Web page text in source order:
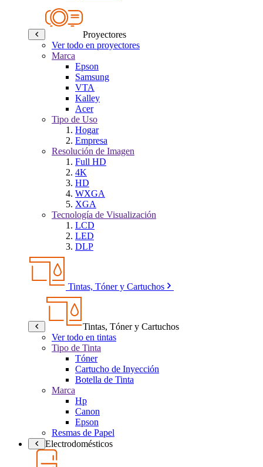
Proyectores
Ver todo en proyectores
Marca
Epson
Samsung
VTA
Kalley
Acer
Tipo de Uso
Hogar
Empresa
Resolución de Imagen
Full HD
4K
HD
WXGA
XGA
Tecnología de Visualización
LCD
LED
DLP
Tintas, Tóner y Cartuchos
Tintas, Tóner y Cartuchos
Ver todo en tintas
Tipo de Tinta
Tóner
Cartucho de Inyección
Botella de Tinta
Marca
Hp
Canon
Epson
Resmas de Papel
Electrodomésticos